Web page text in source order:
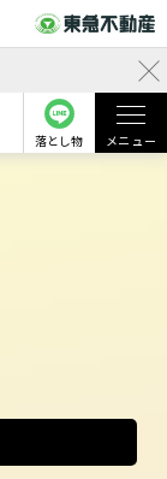
落とし物 メニュー